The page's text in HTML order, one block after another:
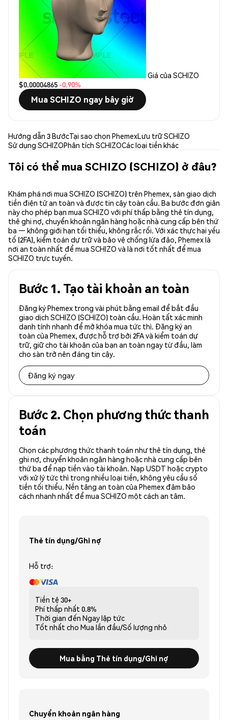
Giá của SCHIZO
$0.00004865 -0.90%
Mua SCHIZO ngay bây giờ
Hướng dẫn 3 BướcTại sao chọn PhemexLưu trữ SCHIZO
Sử dụng SCHIZOPhân tích SCHIZOCác loại tiền khác
Tôi có thể mua SCHIZO (SCHIZO) ở đâu?
Khám phá nơi mua SCHIZO (SCHIZO) trên Phemex, sàn giao dịch
tiền điện tử an toàn và được tin cậy toàn cầu. Ba bước đơn giản
này cho phép bạn mua SCHIZO với phí thấp bằng thẻ tín dụng,
thẻ ghi nợ, chuyển khoản ngân hàng hoặc nhà cung cấp bên thứ
ba — không giới hạn tối thiểu, không rắc rối. Với xác thực hai yếu
tố (2FA), kiểm toán dự trữ và bảo vệ chống lừa đảo, Phemex là
nơi an toàn nhất để mua SCHIZO và là nơi tốt nhất để mua
SCHIZO trực tuyến.
Bước 1. Tạo tài khoản an toàn
Đăng ký Phemex trong vài phút bằng email để bắt đầu
giao dịch SCHIZO (SCHIZO) toàn cầu. Hoàn tất xác minh
danh tính nhanh để mở khóa mua tức thì. Đăng ký an
toàn của Phemex, được hỗ trợ bởi 2FA và kiểm toán dự
trữ, giữ cho tài khoản của bạn an toàn ngay từ đầu, làm
cho sàn trở nên đáng tin cậy.
Đăng ký ngay
Bước 2. Chọn phương thức thanh
toán
Chọn các phương thức thanh toán như thẻ tín dụng, thẻ
ghi nợ, chuyển khoản ngân hàng hoặc nhà cung cấp bên
thứ ba để nạp tiền vào tài khoản. Nạp USDT hoặc crypto
với xử lý tức thì trong nhiều loại tiền, không yêu cầu số
tiền tối thiểu. Nền tảng an toàn của Phemex đảm bảo
cách nhanh nhất để mua SCHIZO một cách an tâm.
Thẻ tín dụng/Ghi nợ
Hỗ trợ:
Tiền tệ 30+
Phí thấp nhất 0.8%
Thời gian đến Ngay lập tức
Tốt nhất cho Mua lần đầu/Số lượng nhỏ
Mua bằng Thẻ tín dụng/Ghi nợ
Chuyển khoản ngân hàng